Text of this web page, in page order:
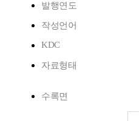
발행연도
작성언어
KDC
자료형태
수록면